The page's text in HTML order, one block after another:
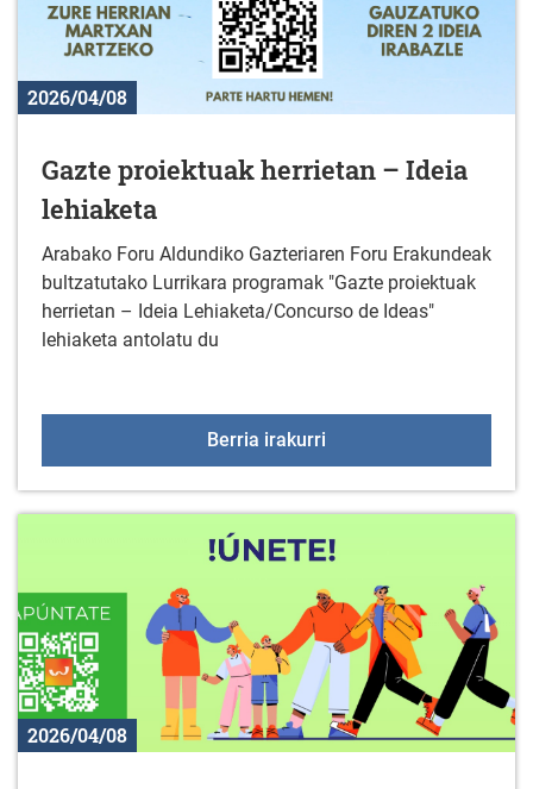
2026/04/08
Gazte proiektuak herrietan – Ideia
lehiaketa
Arabako Foru Aldundiko Gazteriaren Foru Erakundeak
bultzatutako Lurrikara programak "Gazte proiektuak
herrietan – Ideia Lehiaketa/Concurso de Ideas"
lehiaketa antolatu du
Berria irakurri
2026/04/08